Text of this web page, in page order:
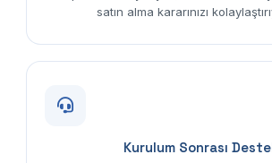
satın alma kararınızı
Kurulum Sonrası